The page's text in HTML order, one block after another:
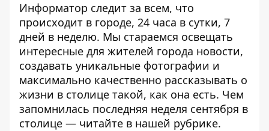
Информатор следит за всем, что
происходит в городе, 24 часа в сутки, 7
дней в неделю. Мы стараемся освещать
интересные для жителей города новости,
создавать уникальные фотографии и
максимально качественно рассказывать о
жизни в столице такой, как она есть. Чем
запомнилась последняя неделя сентября в
столице — читайте в нашей рубрике.